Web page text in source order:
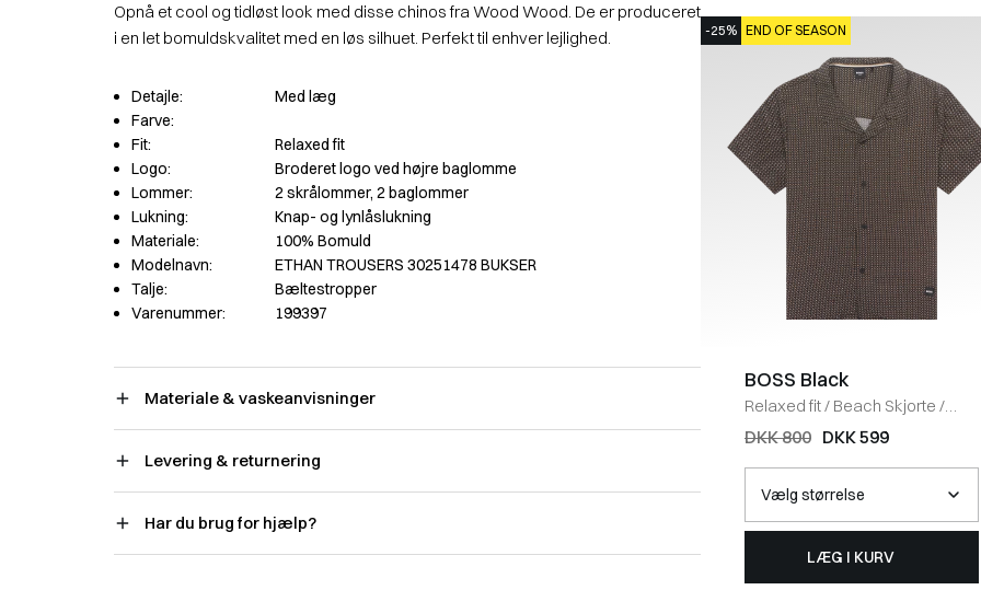
Opnå et cool og tidløst look med disse chinos fra Wood Wood. De er produceret
i en let bomuldskvalitet med en løs silhuet. Perfekt til enhver lejlighed.
Detajle:
Med læg
Farve:
Fit:
Relaxed fit
Logo:
Broderet logo ved højre baglomme
Lommer:
2 skrålommer, 2 baglommer
Lukning:
Knap- og lynlåslukning
Materiale:
100% Bomuld
Modelnavn:
ETHAN TROUSERS 30251478 BUKSER
Talje:
Bæltestropper
Varenummer:
199397
Materiale & vaskeanvisninger
Levering & returnering
Har du brug for hjælp?
-25% END OF SEASON
BOSS Black
Relaxed fit/ Beach Skjorte /
NAVY
DKK 800 DKK 599
LÆG I KURV